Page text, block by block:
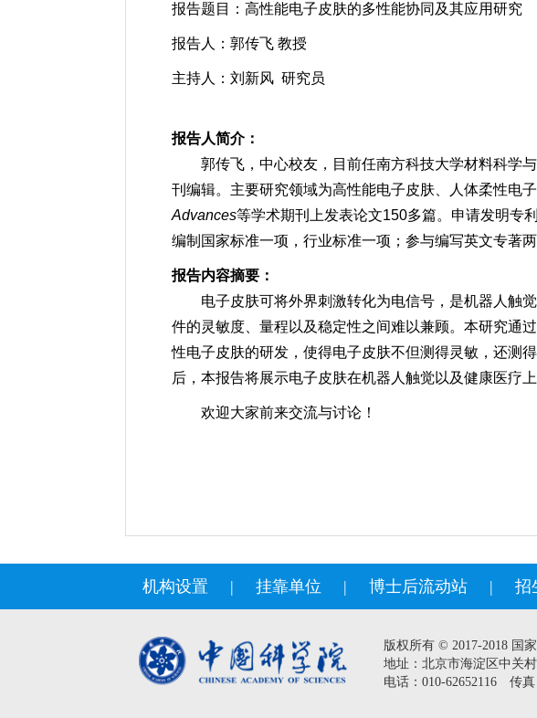
报告题目：高性能电子皮肤的多性能协同及其应用研究
报告人：郭传飞 教授
主持人：刘新风 研究员
报告人简介：
郭传飞，中心校友，目前任南方科技大学材料科学
刊编辑。主要研究领域为高性能电子皮肤、人体柔性电
Advances等学术期刊上发表论文150多篇。申请发明专
编制国家标准一项，行业标准一项；参与编写英文专著
报告内容摘要：
电子皮肤可将外界刺激转化为电信号，是机器人触
件的灵敏度、量程以及稳定性之间难以兼顾。本研究通
性电子皮肤的研发，使得电子皮肤不但测得灵敏，还测
后，本报告将展示电子皮肤在机器人触觉以及健康医疗上
欢迎大家前来交流与讨论！
机构设置 | 挂靠单位 | 博士后流动站 | 招
版权所有 © 2017-2018 国
地址：北京市海淀区中关
电话：010-62652116 传真